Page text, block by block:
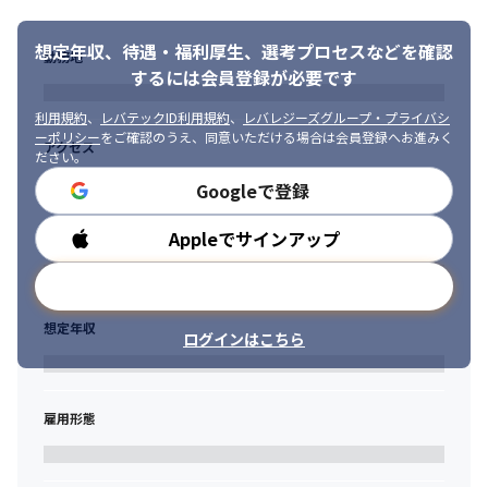
想定年収、待遇・福利厚生、 選考プロセスなどを確認
するには会員登録が必要です
利用規約、 レバテックID利用規約、
レバレジーズグループ・プライバシ
ーポリシーをご確認のうえ、同意いただける場合は会員登録へお進みく
ださい。
Googleで登録
Appleでサインアップ
ログインはこちら
勤務地
アクセス
勤務時間
想定年収
雇用形態